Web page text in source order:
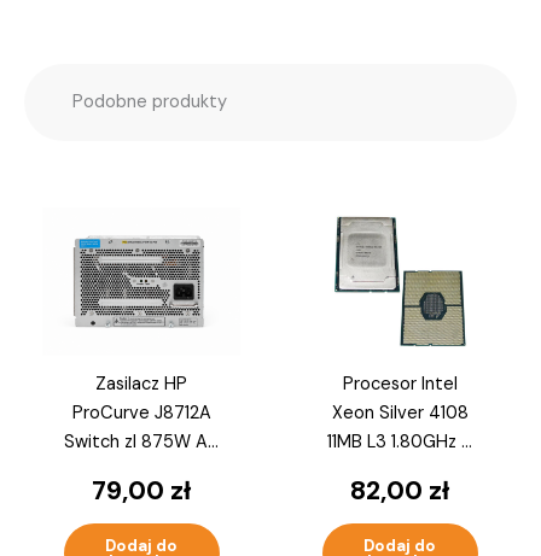
Podobne produkty
Zasilacz HP
ProCurve J8712A
Switch zl 875W AC
79,00 zł
Dodaj do
Procesor Intel
Xeon Silver 4108
11MB L3 1.80GHz 8
FCLGA3647
SR3GJ
82,00 zł
Dodaj do